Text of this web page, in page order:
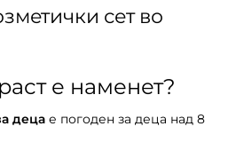
сет во
е наменет?
деца е погоден за деца над 8